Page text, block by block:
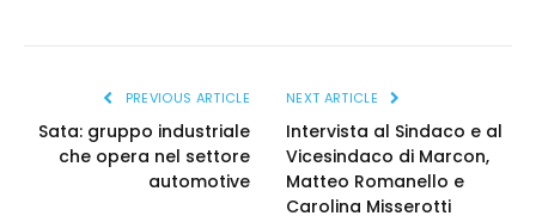
PREVIOUS ARTICLE
Sata: gruppo industriale
che opera nel settore
automotive
NEXT ARTICLE
Intervista al Sindaco e al
Vicesindaco di Marcon,
Matteo Romanello e
Carolina Misserotti